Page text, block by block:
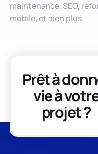
maintenance, SEO,
mobile, et bien plus.
Prêt à
vie à
projet ?